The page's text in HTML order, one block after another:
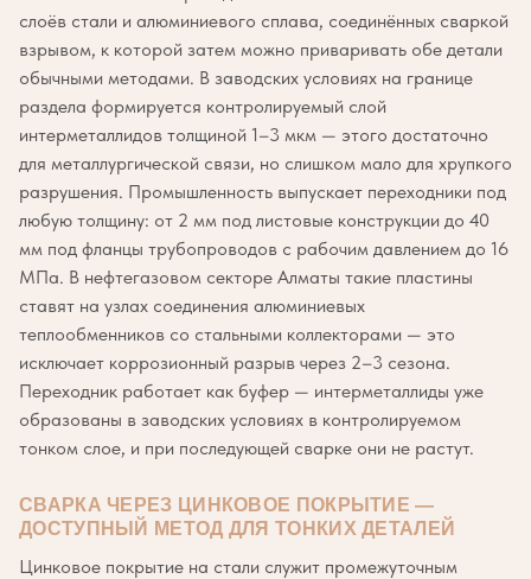
слоёв стали и алюминиевого сплава, соединённых сваркой
взрывом, к которой затем можно приваривать обе детали
обычными методами. В заводских условиях на границе
раздела формируется контролируемый слой
интерметаллидов толщиной 1–3 мкм — этого достаточно
для металлургической связи, но слишком мало для хрупкого
разрушения. Промышленность выпускает переходники под
любую толщину: от 2 мм под листовые конструкции до 40
мм под фланцы трубопроводов с рабочим давлением до 16
МПа. В нефтегазовом секторе Алматы такие пластины
ставят на узлах соединения алюминиевых
теплообменников со стальными коллекторами — это
исключает коррозионный разрыв через 2–3 сезона.
Переходник работает как буфер — интерметаллиды уже
образованы в заводских условиях в контролируемом
тонком слое, и при последующей сварке они не растут.
СВАРКА ЧЕРЕЗ ЦИНКОВОЕ ПОКРЫТИЕ —
ДОСТУПНЫЙ МЕТОД ДЛЯ ТОНКИХ ДЕТАЛЕЙ
Цинковое покрытие на стали служит промежуточным